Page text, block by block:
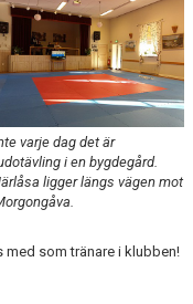
varje dag det är
i en bygdegård.
ligger längs vägen mot
med som tränare i klubben!